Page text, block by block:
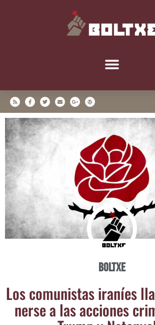
Boltxe
Los comu­nis­tas ira­níes
ner­se a las accio­nes